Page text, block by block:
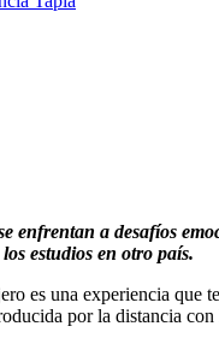
enfrentan a desafíos
estudios en otro país.
es una experiencia que
por la distancia